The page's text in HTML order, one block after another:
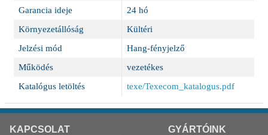
Garancia ideje
24 hó
Környezetállóság
Kültéri
Jelzési mód
Hang-fényjelző
Működés
vezetékes
Katalógus letöltés
texe/Texecom_katalogus.pdf
KAPCSOLAT GYÁRTÓINK